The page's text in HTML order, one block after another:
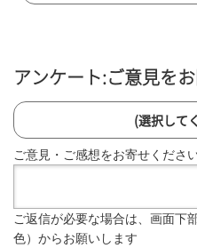
アンケート:ご意見を
(選択して
ご意見・ご感想をお寄せくださ
ご返信が必要な場合は、画面下
色）からお願いします